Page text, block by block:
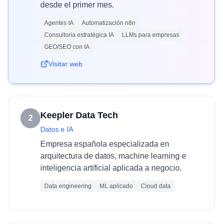
desde el primer mes.
Agentes IA
Automatización n8n
Consultoría estratégica IA
LLMs para empresas
GEO/SEO con IA
Visitar web
2 Keepler Data Tech
Datos e IA
Empresa española especializada en
arquitectura de datos, machine learning e
inteligencia artificial aplicada a negocio.
Data engineering ML aplicado Cloud data